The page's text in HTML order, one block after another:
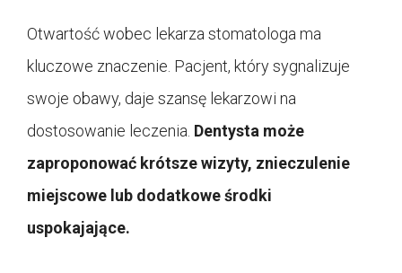
Otwartość wobec lekarza stomatologa ma
kluczowe znaczenie. Pacjent, który sygnalizuje
swoje obawy, daje szansę lekarzowi na
dostosowanie leczenia. Dentysta może
zaproponować krótsze wizyty, znieczulenie
miejscowe lub dodatkowe środki
uspokajające.